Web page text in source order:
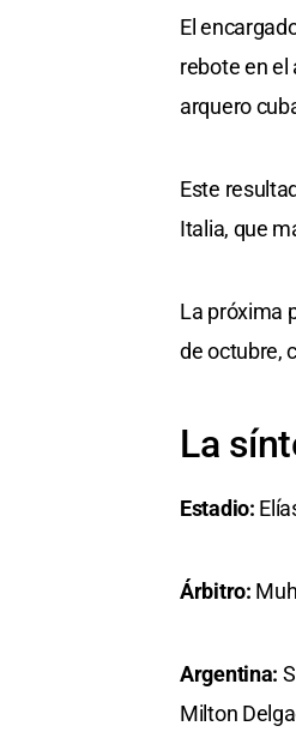
El
rebote en el
arquero
Este
Italia, que
La próxima
de octubre,
La
Estadio:
Árbitro:
Argentina:
Milton